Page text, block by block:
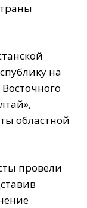
на
областной
провели